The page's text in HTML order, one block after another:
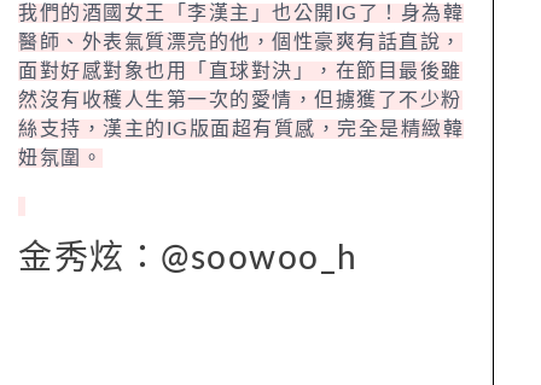
我們的酒國女王「李漢主」也公開IG了！身為韓
醫師、外表氣質漂亮的他，個性豪爽有話直說，
面對好感對象也用「直球對決」，在節目最後雖
然沒有收穫人生第一次的愛情，但擄獲了不少粉
絲支持，漢主的IG版面超有質感，完全是精緻韓
妞氛圍。
金秀炫：@soowoo_h